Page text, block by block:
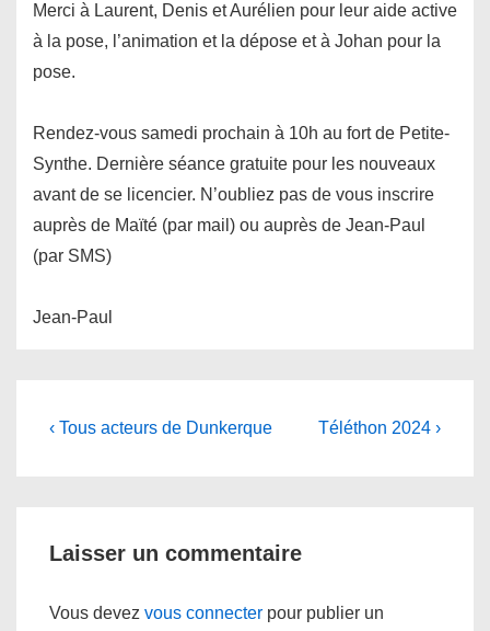
Merci à Laurent, Denis et Aurélien pour leur aide active
à la pose, l’animation et la dépose et à Johan pour la
pose.
Rendez-vous samedi prochain à 10h au fort de Petite-
Synthe. Dernière séance gratuite pour les nouveaux
avant de se licencier. N’oubliez pas de vous inscrire
auprès de Maïté (par mail) ou auprès de Jean-Paul
(par SMS)
Jean-Paul
Navigation
Previous
‹ Tous acteurs de Dunkerque
Next
Téléthon 2024 ›
Laisser un commentaire
Vous devez vous connecter pour publier un